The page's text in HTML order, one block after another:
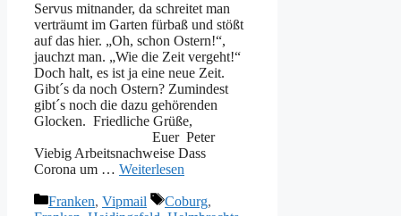
Servus mitnander, da schreitet man
verträumt im Garten fürbaß und stößt
auf das hier. „Oh, schon Ostern!“,
jauchzt man. „Wie die Zeit vergeht!“
Doch halt, es ist ja eine neue Zeit.
Gibt´s da noch Ostern? Zumindest
gibt´s noch die dazu gehörenden
Glocken. Friedliche Grüße,
Euer Peter
Viebig Arbeitsnachweise Dass
Corona um … Weiterlesen
Kategorien
Franken, Vipmail Schlagwörter
Coburg,